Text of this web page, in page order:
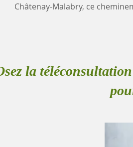
Châtenay-Malabry, ce
la